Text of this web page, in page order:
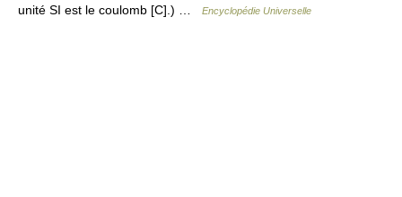
unité SI est le coulomb [C].) …
Encyclopédie Universelle